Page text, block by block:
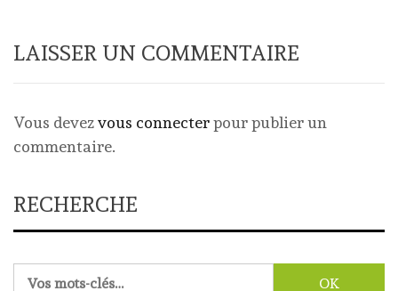
LAISSER UN COMMENTAIRE
Vous devezvous connecterpour publier un
commentaire.
RECHERCHE